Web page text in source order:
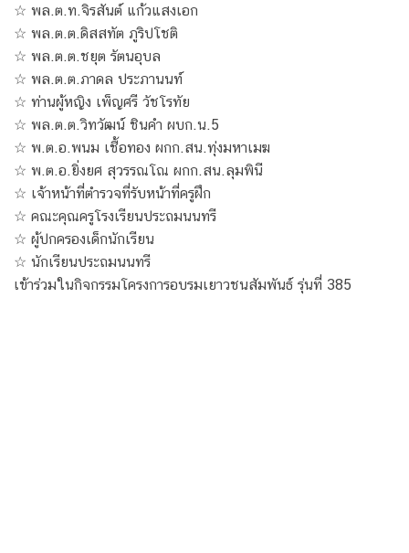
☆ พล.ต.ท.จิรสันต์ แก้วแสงเอก
☆ พล.ต.ต.ดิสสทัต ภูริปโชติ
☆ พล.ต.ต.ชยุต รัตนอุบล
☆ พล.ต.ต.ภาดล ประภานนท์
☆ ท่านผู้หญิง เพ็ญศรี วัชโรทัย
☆ พล.ต.ต.วิทวัฒน์ ชินคำ ผบก.น.5
☆ พ.ต.อ.พนม เชื้อทอง ผกก.สน.ทุ่งมหาเมฆ
☆ พ.ต.อ.ยิ่งยศ สุวรรณโณ ผกก.สน.ลุมพินี
☆ เจ้าหน้าที่ตำรวจที่รับหน้าที่ครูฝึก
☆ คณะคุณครูโรงเรียนประถมนนทรี
☆ ผู้ปกครองเด็กนักเรียน
☆ นักเรียนประถมนนทรี
เข้าร่วมในกิจกรรมโครงการอบรมเยาวชนสัมพันธ์ รุ่นที่ 385